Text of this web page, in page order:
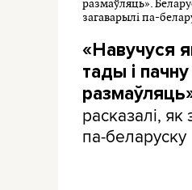
«Навучуся
тады і пачну
расказалі, як
па-беларуску